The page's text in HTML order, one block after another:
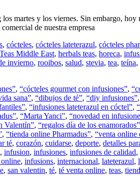
martes y los viernes. Sin embargo,
de nuestra empresa
, cócteles, cócteles lateterazul, cócteles
Middle East, herbals teas, horeca,
invierno, rooibos, salud, stevia, tea, teína,
, “cócteles gourmet con infusiones”,
sana”, “dibujos de té”, “diy infusiones”,
, “infusiones lateterazul en cóctel”,
, “Marta Yanci”, “novedad en
Valentín”, “regalos día de los enamorados”
, “tienda online Pharmadus”, “venta online
té, corazón, cuidarse, deporte, detalles
, infusion, infusiones, infusiones de calidad,
, infusions, internacional, lateterazul,
, san valentin, té, té venta online, teas,